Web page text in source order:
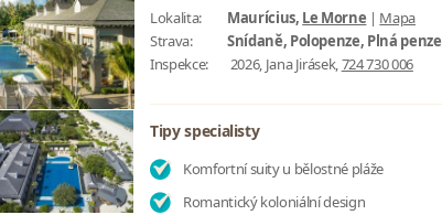
Lokalita:
Maurícius, Le Morne | Mapa
Strava:
Snídaně, Polopenze, Plná penze
Inspekce:
2026, Jana Jirásek,724 730 006
Tipy specialisty
Komfortní suity u bělostné pláže
Romantický koloniální design